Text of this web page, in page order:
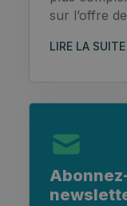
sur l’offre
LIRE LA SUITE